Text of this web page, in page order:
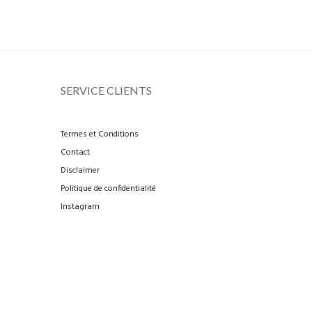
SERVICE CLIENTS
Termes et Conditions
Contact
Disclaimer
Politique de confidentialité
Instagram